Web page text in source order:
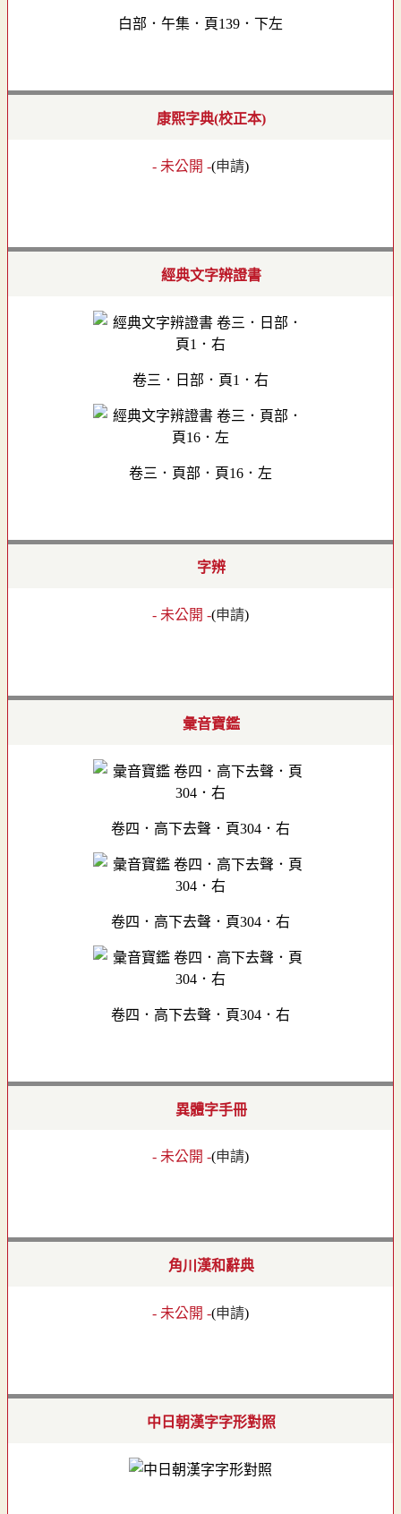
白部．午集．頁139．下左
康熙字典(校正本)
- 未公開 -(申請)
經典文字辨證書
卷三．日部．頁1．右
卷三．頁部．頁16．左
字辨
- 未公開 -(申請)
彙音寶鑑
卷四．高下去聲．頁304．右
卷四．高下去聲．頁304．右
卷四．高下去聲．頁304．右
異體字手冊
- 未公開 -(申請)
角川漢和辭典
- 未公開 -(申請)
中日朝漢字字形對照